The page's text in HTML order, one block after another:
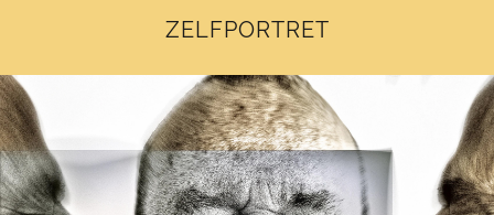
ZELFPORTRET